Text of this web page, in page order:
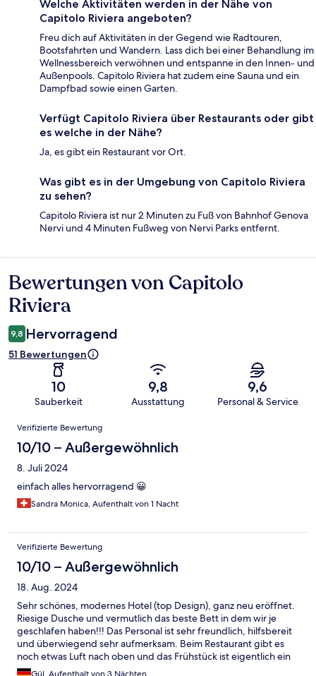
Welche Aktivitäten werden in der Nähe von
Capitolo Riviera angeboten?
Freu dich auf Aktivitäten in der Gegend wie Radtouren,
Bootsfahrten und Wandern. Lass dich bei einer Behandlung im
Wellnessbereich verwöhnen und entspanne in den Innen- und
Außenpools. Capitolo Riviera hat zudem eine Sauna und ein
Dampfbad sowie einen Garten.
Verfügt Capitolo Riviera über Restaurants oder gibt
es welche in der Nähe?
Ja, es gibt ein Restaurant vor Ort.
Was gibt es in der Umgebung von Capitolo Riviera
zu sehen?
Capitolo Riviera ist nur 2 Minuten zu Fuß von Bahnhof Genova
Nervi und 4 Minuten Fußweg von Nervi Parks entfernt.
Bewertungen
Bewertungen von Capitolo
Riviera
9,8 Hervorragend
51 Bewertungen
10
Sauberkeit
9,8
Ausstattung
9,6
Personal & Service
Bewertungen
Verifizierte Bewertung
10/10 – Außergewöhnlich
8. Juli 2024
einfach alles hervorragend 😀
Sandra Monica, Aufenthalt von 1 Nacht
Verifizierte Bewertung
10/10 – Außergewöhnlich
18. Aug. 2024
Sehr schönes, modernes Hotel (top Design), ganz neu eröffnet.
Riesige Dusche und vermutlich das beste Bett in dem wir je
geschlafen haben!!! Das Personal ist sehr freundlich, hilfsbereit
und überwiegend sehr aufmerksam. Beim Restaurant gibt es
noch etwas Luft nach oben und das Frühstück ist eigentlich ein
Witz. Man muss Hunde und Kinder mögen. Aber wir kommen
Gül, Aufenthalt von 3 Nächten